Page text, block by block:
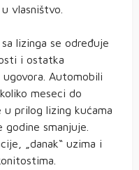
vlasništvo.
lizinga se određuje
i ostatka
Automobili
meseci do
u prilog lizing kućama
smanjuje.
„danak“ uzima i